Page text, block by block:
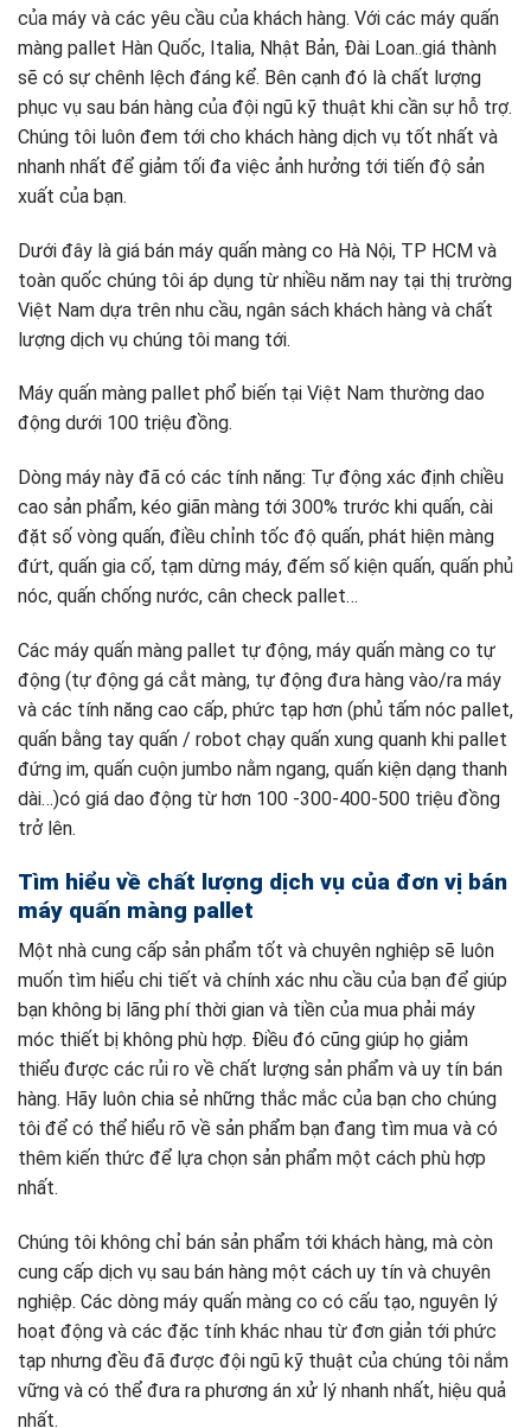
của máy và các yêu cầu của khách hàng. Với các máy quấn
màng pallet Hàn Quốc, Italia, Nhật Bản, Đài Loan..giá thành
sẽ có sự chênh lệch đáng kể. Bên cạnh đó là chất lượng
phục vụ sau bán hàng của đội ngũ kỹ thuật khi cần sự hỗ trợ.
Chúng tôi luôn đem tới cho khách hàng dịch vụ tốt nhất và
nhanh nhất để giảm tối đa việc ảnh hưởng tới tiến độ sản
xuất của bạn.
Dưới đây là giá bán máy quấn màng co Hà Nội, TP HCM và
toàn quốc chúng tôi áp dụng từ nhiều năm nay tại thị trường
Việt Nam dựa trên nhu cầu, ngân sách khách hàng và chất
lượng dịch vụ chúng tôi mang tới.
Máy quấn màng pallet phổ biến tại Việt Nam thường dao
động dưới 100 triệu đồng.
Dòng máy này đã có các tính năng: Tự động xác định chiều
cao sản phẩm, kéo giãn màng tới 300% trước khi quấn, cài
đặt số vòng quấn, điều chỉnh tốc độ quấn, phát hiện màng
đứt, quấn gia cố, tạm dừng máy, đếm số kiện quấn, quấn phủ
nóc, quấn chống nước, cân check pallet…
Các máy quấn màng pallet tự động, máy quấn màng co tự
động (tự động gá cắt màng, tự động đưa hàng vào/ra máy
và các tính năng cao cấp, phức tạp hơn (phủ tấm nóc pallet,
quấn bằng tay quấn / robot chạy quấn xung quanh khi pallet
đứng im, quấn cuộn jumbo nằm ngang, quấn kiện dạng thanh
dài…)có giá dao động từ hơn 100 -300-400-500 triệu đồng
trở lên.
Tìm hiểu về chất lượng dịch vụ của đơn vị bán
máy quấn màng pallet
Một nhà cung cấp sản phẩm tốt và chuyên nghiệp sẽ luôn
muốn tìm hiểu chi tiết và chính xác nhu cầu của bạn để giúp
bạn không bị lãng phí thời gian và tiền của mua phải máy
móc thiết bị không phù hợp. Điều đó cũng giúp họ giảm
thiểu được các rủi ro về chất lượng sản phẩm và uy tín bán
hàng. Hãy luôn chia sẻ những thắc mắc của bạn cho chúng
tôi để có thể hiểu rõ về sản phẩm bạn đang tìm mua và có
thêm kiến thức để lựa chọn sản phẩm một cách phù hợp
nhất.
Chúng tôi không chỉ bán sản phẩm tới khách hàng, mà còn
cung cấp dịch vụ sau bán hàng một cách uy tín và chuyên
nghiệp. Các dòng máy quấn màng co có cấu tạo, nguyên lý
hoạt động và các đặc tính khác nhau từ đơn giản tới phức
tạp nhưng đều đã được đội ngũ kỹ thuật của chúng tôi nắm
vững và có thể đưa ra phương án xử lý nhanh nhất, hiệu quả
nhất.